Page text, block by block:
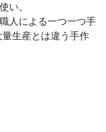
い。
人による一つ一つ手
生産とは違う手作